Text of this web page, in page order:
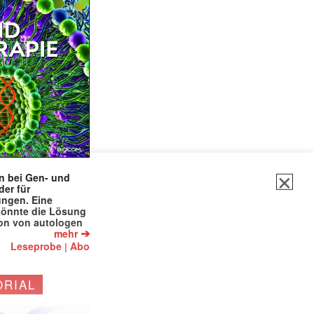
bei Gen- und
für
Eine
die Lösung
von autologen
mehr➔
Leseprobe |Abo